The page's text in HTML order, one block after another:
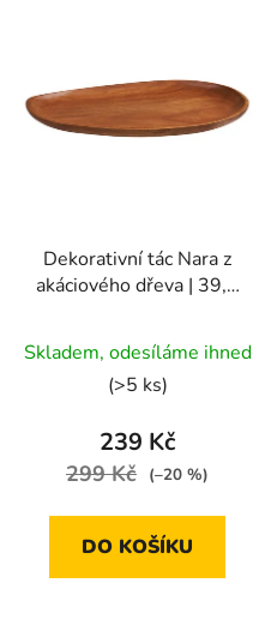
Dekorativní tác Nara z
akáciového dřeva | 39,5
Skladem, odesíláme ihned
(>5 ks)
239 Kč
299 Kč (–20 %)
DO KOŠÍKU